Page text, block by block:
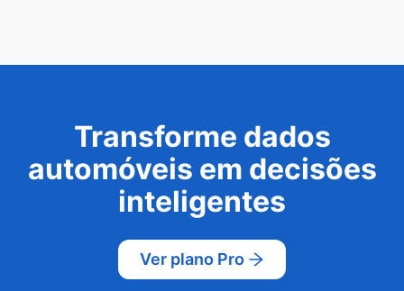
Transforme dados
automóveis em decisões
inteligentes
Ver plano Pro